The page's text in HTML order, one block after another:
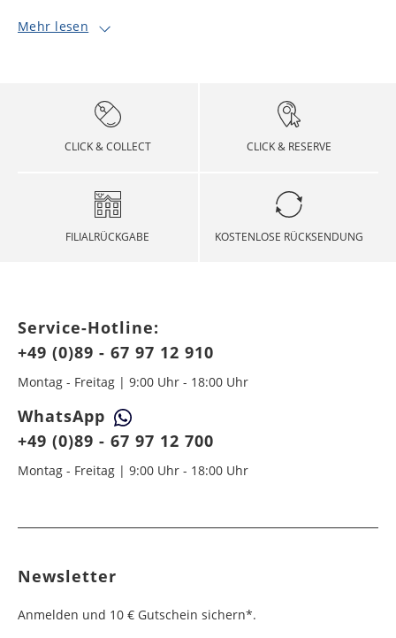
Mehr lesen
CLICK & COLLECT CLICK & RESERVE
FILIALRÜCKGABE KOSTENLOSE RÜCKSENDUNG
Service-Hotline:
+49 (0)89 - 67 97 12 910
Montag - Freitag | 9:00 Uhr - 18:00 Uhr
WhatsApp
+49 (0)89 - 67 97 12 700
Montag - Freitag | 9:00 Uhr - 18:00 Uhr
Newsletter
Anmelden und 10 € Gutschein sichern*.